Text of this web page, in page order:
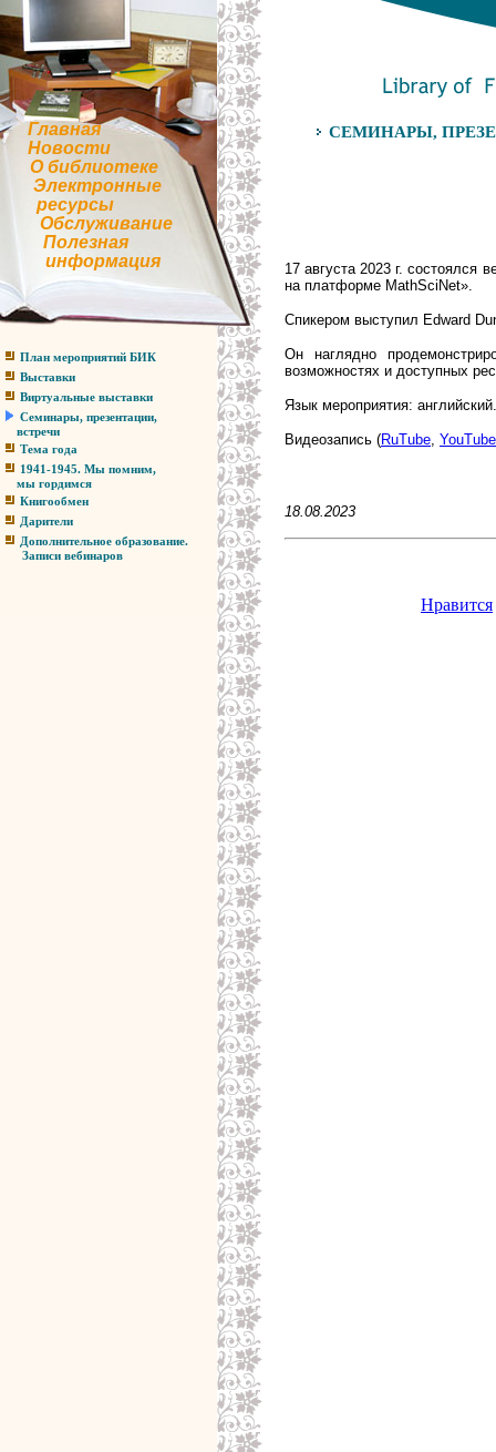
Главная
Новости
О библиотеке
Электронные
ресурсы
Обслуживание
Полезная
информация
План мероприятий БИК
Выставки
Виртуальные выставки
Семинары, презентации,
встречи
Тема года
1941-1945. Мы помним,
мы гордимся
Книгообмен
Дарители
Дополнительное образование.
Записи вебинаров
СЕМИНАРЫ,
17 августа 2023 г. состоялся
на платформе MathSciNet».
Спикером выступил Edward
Он наглядно
возможностях и доступных
Язык мероприятия: английский.
Видеозапись (RuTube YouTube
18.08.2023
Нравится